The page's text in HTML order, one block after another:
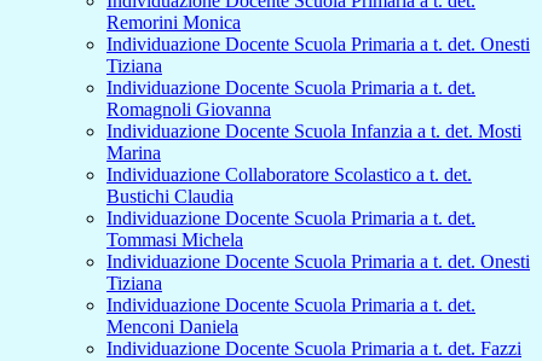
Remorini Monica
Individuazione Docente Scuola Primaria a t. det. Onesti
Tiziana
Individuazione Docente Scuola Primaria a t. det.
Romagnoli Giovanna
Individuazione Docente Scuola Infanzia a t. det. Mosti
Marina
Individuazione Collaboratore Scolastico a t. det.
Bustichi Claudia
Individuazione Docente Scuola Primaria a t. det.
Tommasi Michela
Individuazione Docente Scuola Primaria a t. det. Onesti
Tiziana
Individuazione Docente Scuola Primaria a t. det.
Menconi Daniela
Individuazione Docente Scuola Primaria a t. det. Fazzi